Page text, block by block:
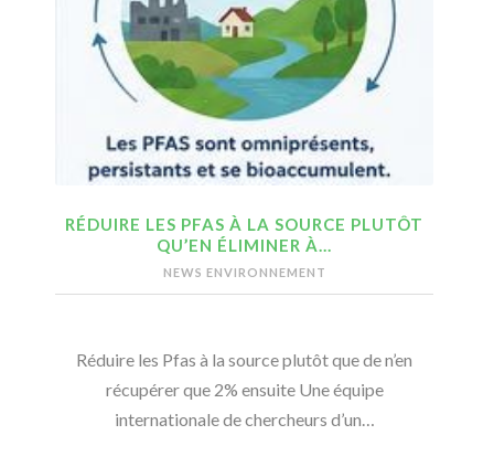
RÉDUIRE LES PFAS À LA SOURCE PLUTÔT
QU’EN ÉLIMINER À…
NEWS ENVIRONNEMENT
Réduire les Pfas à la source plutôt que de n’en
récupérer que 2% ensuite Une équipe
internationale de chercheurs d’un…